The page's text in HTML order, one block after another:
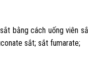
bằng cách uống viên
sắt; sắt fumarate;